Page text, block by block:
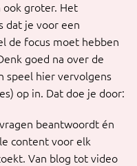
ook groter. Het
dat je voor een
de focus moet hebben
goed na over de
speel hier vervolgens
op in. Dat doe je door:
beantwoordt én
content voor elk
Van blog tot video